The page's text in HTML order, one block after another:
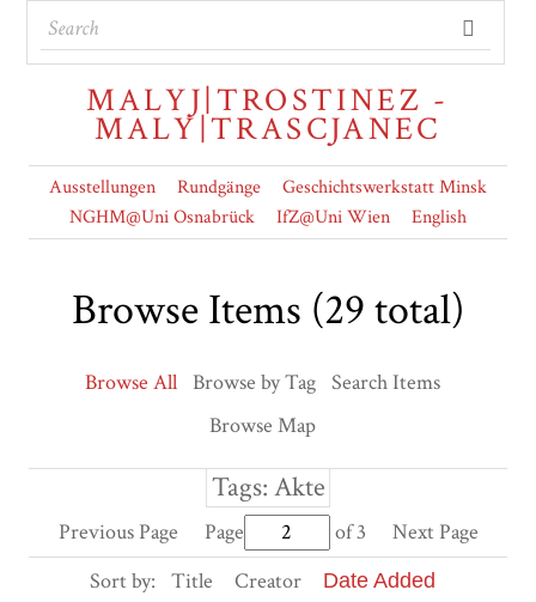
MALYJ|TROSTINEZ -
MALY|TRASCJANEC
Ausstellungen Rundgänge
Geschichtswerkstatt Minsk
NGHM@Uni Osnabrück
IfZ@Uni Wien English
Browse Items (29 total)
Browse All Browse by Tag Search Items
Browse Map
Tags: Akte
Previous Page Page of 3
Next Page
Sort by:
Title Creator Date Added